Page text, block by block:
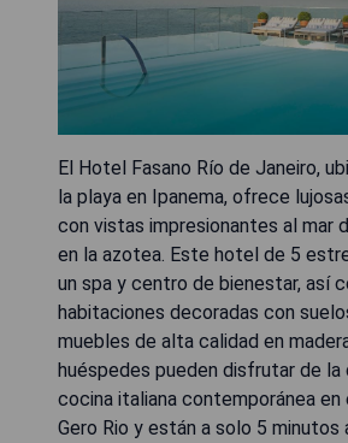
El Hotel Fasano Río de Janeiro,
la playa en Ipanema, ofrece
con vistas impresionantes al mar
en la azotea. Este hotel de 5
un spa y centro de bienestar, así
habitaciones decoradas con
muebles de alta calidad en
huéspedes pueden disfrutar de la
cocina italiana contemporánea
Gero Rio y están a solo 5 minutos